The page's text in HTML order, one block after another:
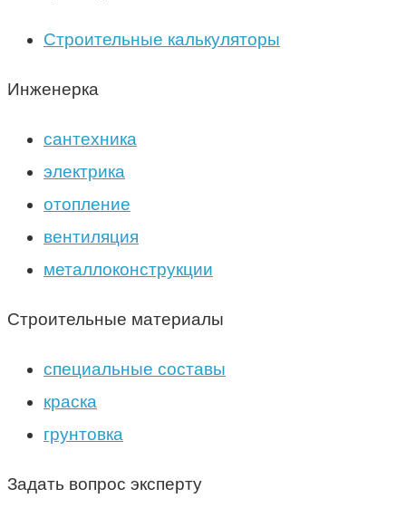
Строительные калькуляторы
Инженерка
сантехника
электрика
отопление
вентиляция
металлоконструкции
Строительные материалы
специальные составы
краска
грунтовка
Задать вопрос эксперту